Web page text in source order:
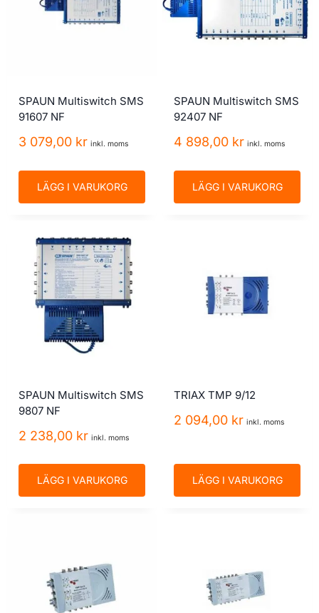
SPAUN Multiswitch SMS
91607 NF
3 079,00 kr inkl. moms
LÄGG I VARUKORG
SPAUN Multiswitch SMS
92407 NF
4 898,00 kr inkl. moms
LÄGG I VARUKORG
SPAUN Multiswitch SMS
9807 NF
2 238,00 kr inkl. moms
LÄGG I VARUKORG
TRIAX TMP 9/12
2 094,00 kr inkl. moms
LÄGG I VARUKORG